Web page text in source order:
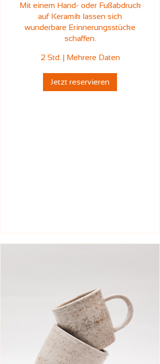
Mit einem Hand- oder Fußabdruck
auf Keramik lassen sich
wunderbare Erinnerungsstücke
schaffen.
2 Std. | Mehrere Daten
Jetzt reservieren